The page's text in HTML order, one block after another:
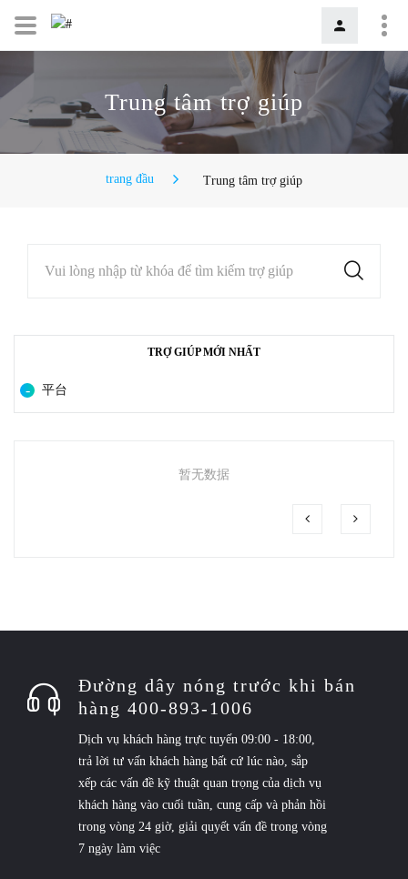
Trung tâm trợ giúp
trang đầu Trung tâm trợ giúp
Vui lòng nhập từ khóa để tìm kiếm trợ giúp
TRỢ GIÚP MỚI NHẤT
平台
暂无数据
Đường dây nóng trước khi bán
hàng 400-893-1006
Dịch vụ khách hàng trực tuyến 09:00 - 18:00,
trả lời tư vấn khách hàng bất cứ lúc nào, sắp
xếp các vấn đề kỹ thuật quan trọng của dịch vụ
khách hàng vào cuối tuần, cung cấp và phản hồi
trong vòng 24 giờ, giải quyết vấn đề trong vòng
7 ngày làm việc